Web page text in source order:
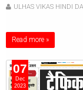
ULHAS VIKAS HINDI
Read more »
07
Dec
2023